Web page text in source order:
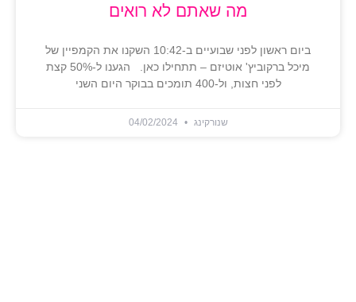
מה שאתם לא רואים
ביום ראשון לפני שבועיים ב-10:42 השקנו את הקמפיין של
מיכל ברקוביץ' אוטיזם – תתחילו כאן. הגענו ל-50% קצת
לפני חצות, ול-400 תומכים בבוקר היום השני
שנורקינג